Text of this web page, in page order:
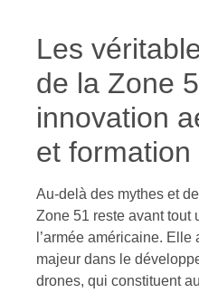
Les
de la Zone
innovation
et formation
Au-delà des mythes et
Zone 51 reste avant tout
l’armée américaine.
majeur dans le
drones, qui constituent